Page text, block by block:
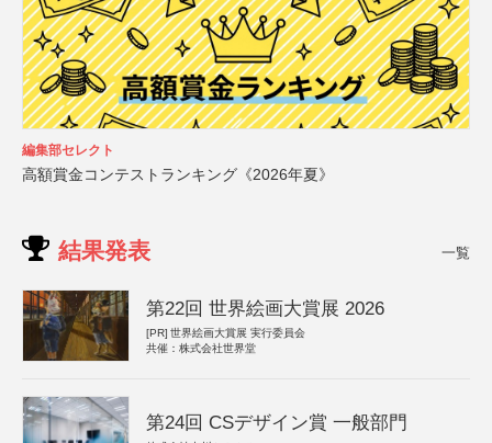
編集部セレクト
高額賞金コンテストランキング《2026年夏》
結果発表 一覧
第22回 世界絵画大賞展 2026
[PR] 世界絵画大賞展 実行委員会
共催：株式会社世界堂
第24回 CSデザイン賞 一般部門